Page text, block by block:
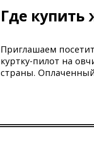
Где
Приглашаем
куртку-пилот на
страны.